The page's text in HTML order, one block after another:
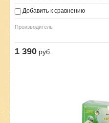
Добавить к сравнению
Производитель
1 390 руб.